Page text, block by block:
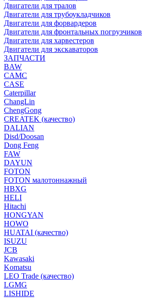
Двигатели для тралов
Двигатели для трубоукладчиков
Двигатели для форвардеров
Двигатели для фронтальных погрузчиков
Двигатели для харвестеров
Двигатели для экскаваторов
ЗАПЧАСТИ
BAW
CAMC
CASE
Caterpillar
ChangLin
ChengGong
CREATEK (качество)
DALIAN
Disd/Doosan
Dong Feng
FAW
DAYUN
FOTON
FOTON малотоннажный
HBXG
HELI
Hitachi
HONGYAN
HOWO
HUATAI (качество)
ISUZU
JCB
Kawasaki
Komatsu
LEO Trade (качество)
LGMG
LISHIDE